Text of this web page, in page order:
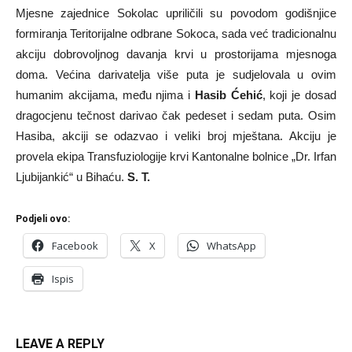
Mjesne zajednice Sokolac upriličili su povodom godišnjice
formiranja Teritorijalne odbrane Sokoca, sada već tradicionalnu
akciju dobrovoljnog davanja krvi u prostorijama mjesnoga
doma. Većina darivatelja više puta je sudjelovala u ovim
humanim akcijama, među njima i Hasib Ćehić, koji je dosad
dragocjenu tečnost darivao čak pedeset i sedam puta. Osim
Hasiba, akciji se odazvao i veliki broj mještana. Akciju je
provela ekipa Transfuziologije krvi Kantonalne bolnice „Dr. Irfan
Ljubijankić“ u Bihaću. S. T.
Podjeli ovo:
Facebook X WhatsApp
Ispis
LEAVE A REPLY